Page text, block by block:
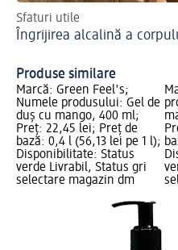
Sfaturi utile
Îngrijirea alcalină a
Produse similare
Marcă: Green Feel's;
Numele produsului: Gel de
duș cu mango, 400 ml;
Preț: 22,45 lei; Preț de
bază: 0,4 l (56,13 lei pe 1 l);
Disponibilitate: Status
verde Livrabil, Status gri
selectare magazin dm